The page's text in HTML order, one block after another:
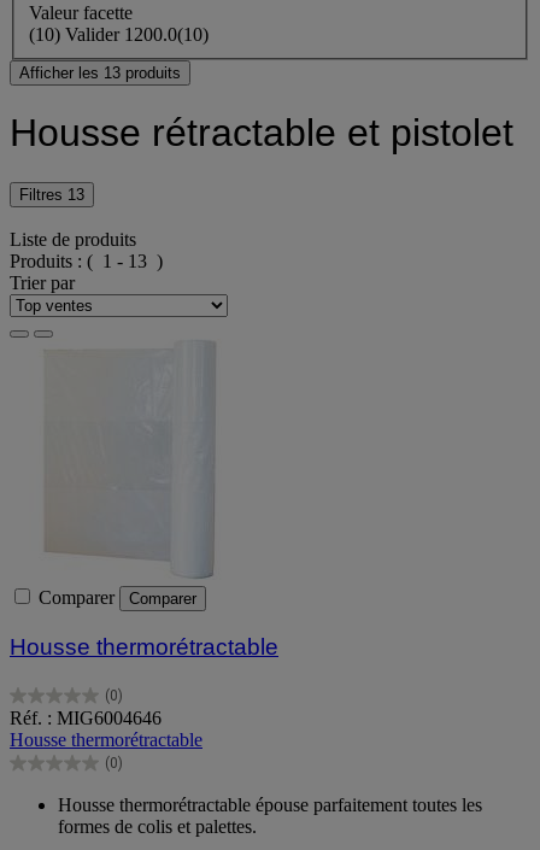
Valeur facette
(10) Valider 1200.0(10)
Afficher les 13 produits
Housse rétractable et pistolet
Filtres 13
Liste de produits
Produits : ( 1 - 13 )
Trier par
Comparer Comparer
Housse thermorétractable
(0)
0.0
sur
5
étoiles.
Réf. : MIG6004646
Housse thermorétractable
(0)
0.0
étoiles.
Housse thermorétractable épouse parfaitement toutes les
formes de colis et palettes.